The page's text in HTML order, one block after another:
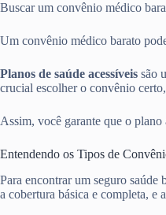
Buscar um convênio médico
Um convênio médico barato
Planos de saúde acessíveis são
crucial escolher o convênio
Assim, você garante que o plano
Entendendo os Tipos de
Para encontrar um seguro saúde
a cobertura básica e completa, e